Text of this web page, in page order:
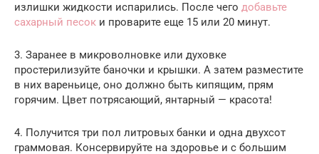
излишки жидкости испарились. После чего добавьте
сахарный песок и проварите еще 15 или 20 минут.
3. Заранее в микроволновке или духовке
простерилизуйте баночки и крышки. А затем разместите
в них вареньице, оно должно быть кипящим, прям
горячим. Цвет потрясающий, янтарный — красота!
4. Получится три пол литровых банки и одна двухсот
граммовая. Консервируйте на здоровье и с большим